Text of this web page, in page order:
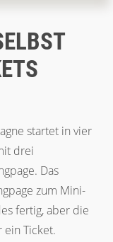
startet in vier
drei
Das
zum Mini-
fertig, aber die
ein Ticket.